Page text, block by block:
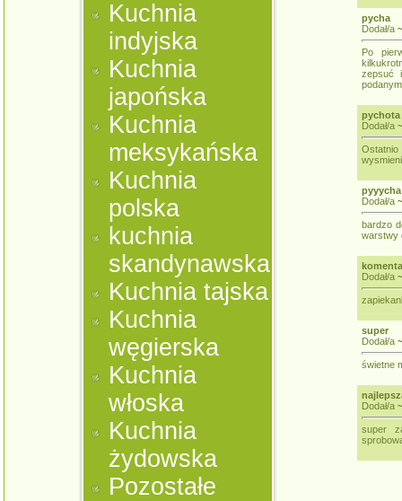
Kuchnia
indyjska
Kuchnia
japońska
Kuchnia
meksykańska
Kuchnia
polska
kuchnia
skandynawska
Kuchnia tajska
Kuchnia
węgierska
Kuchnia
włoska
Kuchnia
żydowska
Pozostałe
pycha
Dodał/a
Po
zepsuć
pychota
Dodał/a
pyyycha
Dodał/a
bardzo
warstwy
Dodał/a
super
Dodał/a
świetne
Dodał/a
super